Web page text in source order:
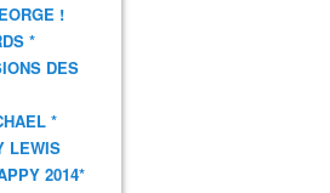
!
*
DES
*
LEWIS
2014*